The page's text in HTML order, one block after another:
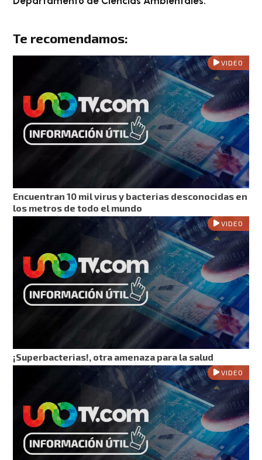
Te recomendamos:
VIDEO
Encuentran 10 mil virus y bacterias desconocidas en
los metros de todo el mundo
VIDEO
¡Superbacterias!, otra amenaza para la salud
VIDEO